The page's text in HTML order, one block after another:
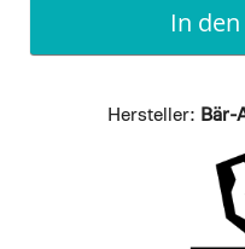
In
Hersteller: Bär-